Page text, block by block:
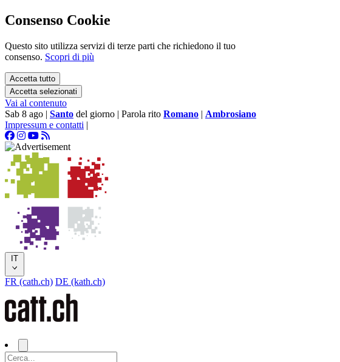
Consenso Cookie
Questo sito utilizza servizi di terze parti che richiedono il tuo
consenso. Scopri di più
Accetta tutto
Accetta selezionati
Vai al contenuto
Sab 8 ago | Santo del giorno | Parola rito Romano | Ambrosiano
Impressum e contatti |
IT
FR (cath.ch) DE (kath.ch)